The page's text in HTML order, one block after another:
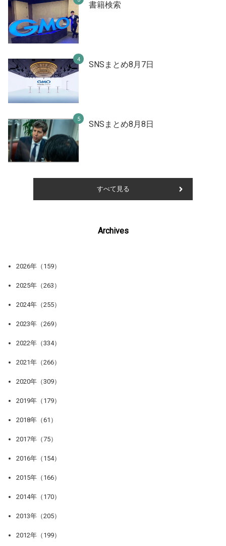
書籍検索
SNSまとめ8月7日
SNSまとめ8月8日
すべて見る
Archives
2026年（159）
2025年（263）
2024年（255）
2023年（269）
2022年（334）
2021年（266）
2020年（309）
2019年（179）
2018年（61）
2017年（75）
2016年（154）
2015年（166）
2014年（170）
2013年（205）
2012年（199）